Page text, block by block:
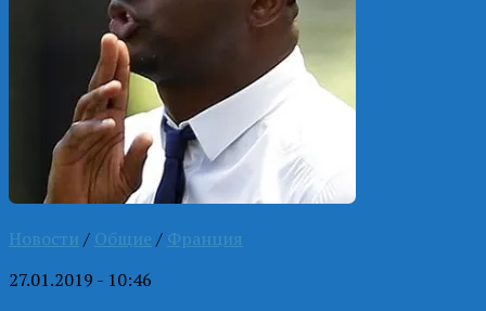
Новости / Общие / Франция
27.01.2019 - 10:46